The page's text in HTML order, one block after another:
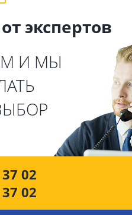
экспертов
И МЫ
02
02